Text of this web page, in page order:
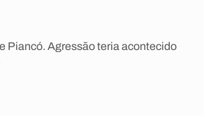
Piancó. Agressão teria acontecido